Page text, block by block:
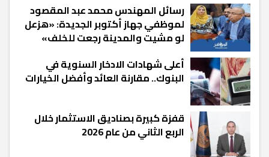
رسائل المهندس محمد عبد المقصود
لموظفي جهاز أكتوبر الجديدة: «هزعل
لو مشيت والمدينة رجعت للخلف»
أعلى شهادات الادخار السنوية في
البنوك.. مقارنة العائد وأفضل الخيارات
قفزة كبيرة بصناديق الاستثمار خلال
الربع الثاني من عام 2026